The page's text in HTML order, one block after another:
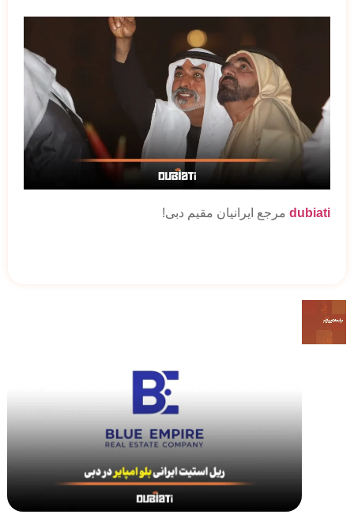
dubiati مرجع ایرانیان مقیم دبی!